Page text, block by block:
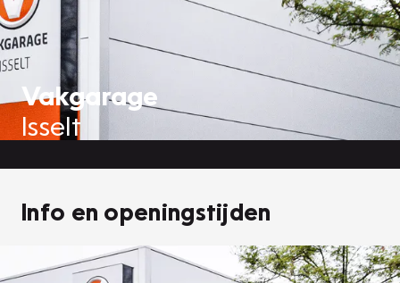
Vakgarage
Isselt
Info en openingstijden